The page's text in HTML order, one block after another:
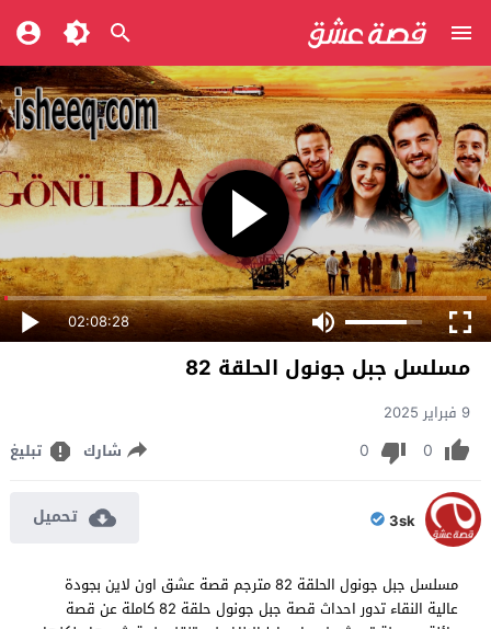
02:08:28
مسلسل جبل جونول الحلقة 82
9 فبراير 2025
0
0 شارك تبليغ
3sk تحميل
مسلسل جبل جونول الحلقة 82 مترجم قصة عشق اون لاين بجودة
عالية النقاء تدور احداث قصة جبل جونول حلقة 82 كاملة عن قصة